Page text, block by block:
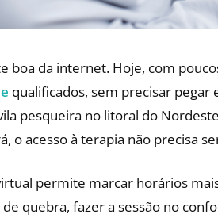
boa da internet. Hoje, com
qualificados, sem precisar pegar
pesqueira no litoral do
o acesso à terapia não precisa
permite marcar horários
quebra, fazer a sessão no